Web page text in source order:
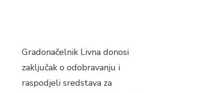
Gradonačelnik Livna donosi
zaključak o odobravanju i
raspodjeli sredstava za